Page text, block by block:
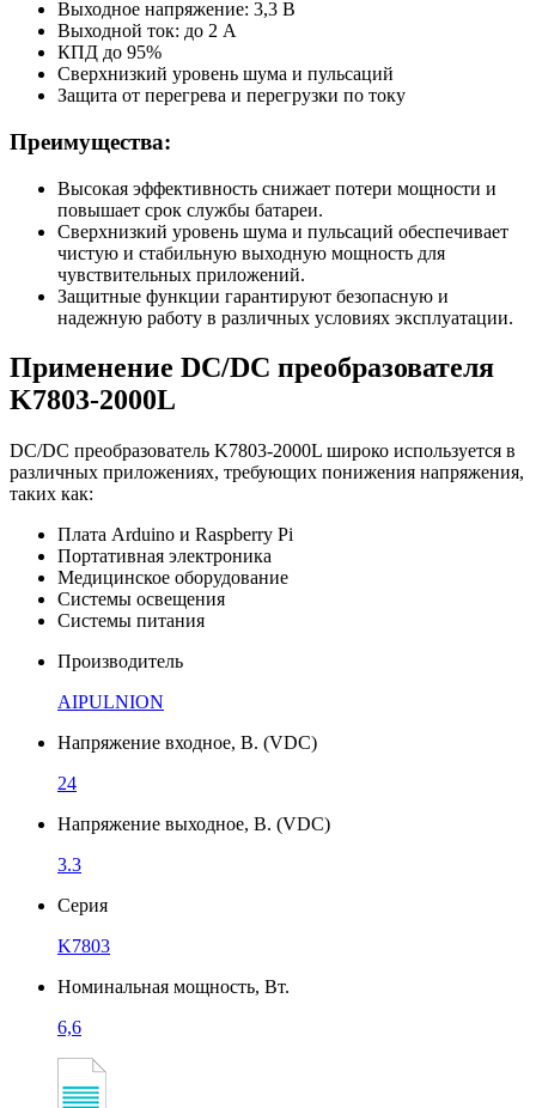
Выходное напряжение: 3,3 В
Выходной ток: до 2 А
КПД до 95%
Сверхнизкий уровень шума и пульсаций
Защита от перегрева и перегрузки по току
Преимущества:
Высокая эффективность снижает потери мощности и
повышает срок службы батареи.
Сверхнизкий уровень шума и пульсаций обеспечивает
чистую и стабильную выходную мощность для
чувствительных приложений.
Защитные функции гарантируют безопасную и
надежную работу в различных условиях эксплуатации.
Применение DC/DC преобразователя
K7803-2000L
DC/DC преобразователь K7803-2000L широко используется в
различных приложениях, требующих понижения напряжения,
таких как:
Плата Arduino и Raspberry Pi
Портативная электроника
Медицинское оборудование
Системы освещения
Системы питания
Производитель
AIPULNION
Напряжение входное, В. (VDC)
24
Напряжение выходное, В. (VDC)
3.3
Серия
K7803
Номинальная мощность, Вт.
6,6